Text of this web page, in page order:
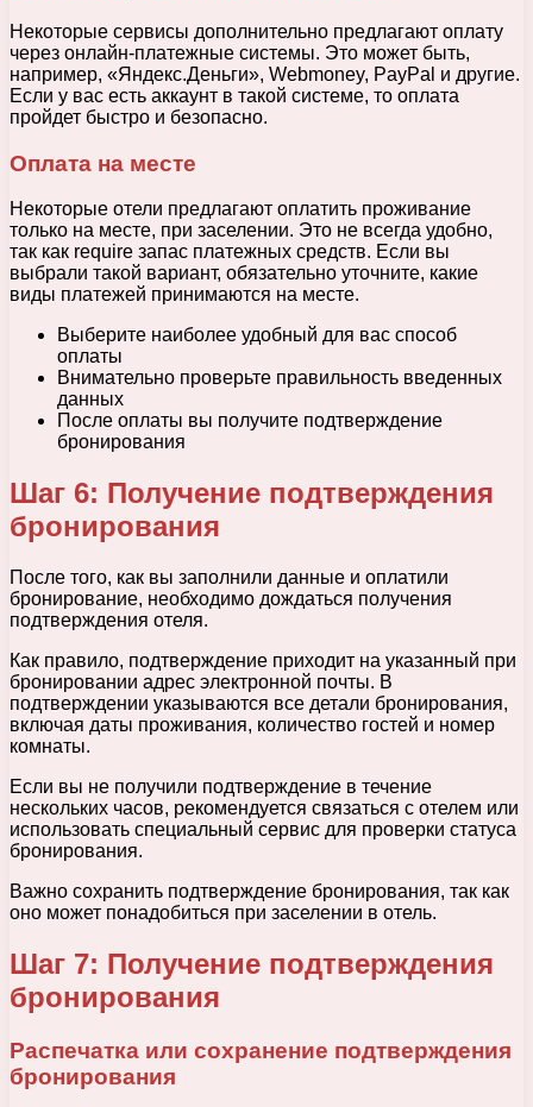
Некоторые сервисы дополнительно предлагают оплату
через онлайн-платежные системы. Это может быть,
например, «Яндекс.Деньги», Webmoney, PayPal и другие.
Если у вас есть аккаунт в такой системе, то оплата
пройдет быстро и безопасно.
Оплата на месте
Некоторые отели предлагают оплатить проживание
только на месте, при заселении. Это не всегда удобно,
так как require запас платежных средств. Если вы
выбрали такой вариант, обязательно уточните, какие
виды платежей принимаются на месте.
Выберите наиболее удобный для вас способ
оплаты
Внимательно проверьте правильность введенных
данных
После оплаты вы получите подтверждение
бронирования
Шаг 6: Получение подтверждения
бронирования
После того, как вы заполнили данные и оплатили
бронирование, необходимо дождаться получения
подтверждения отеля.
Как правило, подтверждение приходит на указанный при
бронировании адрес электронной почты. В
подтверждении указываются все детали бронирования,
включая даты проживания, количество гостей и номер
комнаты.
Если вы не получили подтверждение в течение
нескольких часов, рекомендуется связаться с отелем или
использовать специальный сервис для проверки статуса
бронирования.
Важно сохранить подтверждение бронирования, так как
оно может понадобиться при заселении в отель.
Шаг 7: Получение подтверждения
бронирования
Распечатка или сохранение подтверждения
бронирования